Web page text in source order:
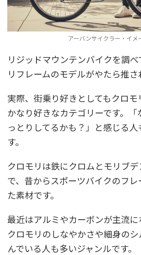
アーバンサイクラー・イメ
リジッドマウンテンバイクを調
リフレームのモデルがやたら推さ
実際、街乗り好きとしてもクロ
かなり好きなカテゴリーです。「
っとりしてるかも？」と感じる
す。
クロモリは鉄にクロムとモリブ
で、昔からスポーツバイクのフレ
た素材です。
最近はアルミやカーボンが主流に
クロモリのしなやかさや細身の
んでいる人も多いジャンルです。